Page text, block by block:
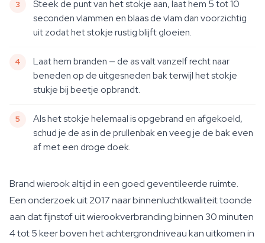
Steek de punt van het stokje aan, laat hem 5 tot 10
seconden vlammen en blaas de vlam dan voorzichtig
uit zodat het stokje rustig blijft gloeien.
Laat hem branden — de as valt vanzelf recht naar
beneden op de uitgesneden bak terwijl het stokje
stukje bij beetje opbrandt.
Als het stokje helemaal is opgebrand en afgekoeld,
schud je de as in de prullenbak en veeg je de bak even
af met een droge doek.
Brand wierook altijd in een goed geventileerde ruimte.
Een onderzoek uit 2017 naar binnenluchtkwaliteit toonde
aan dat fijnstof uit wierookverbranding binnen 30 minuten
4 tot 5 keer boven het achtergrondniveau kan uitkomen in